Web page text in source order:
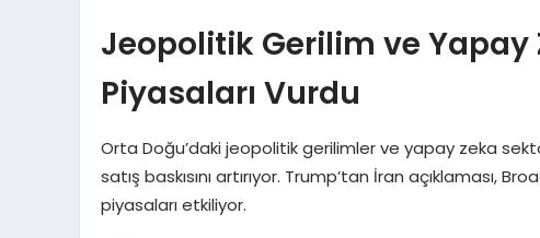
Jeopolitik Gerilim ve Yapay
Piyasaları Vurdu
Orta Doğu’daki jeopolitik gerilimler ve yapay zeka
satış baskısını artırıyor. Trump’tan İran açıklaması,
piyasaları etkiliyor.